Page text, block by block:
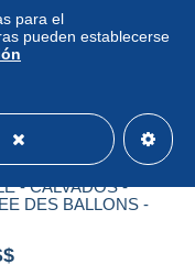
- CALVADOS -
DES BALLONS -
para el
pueden establecerse